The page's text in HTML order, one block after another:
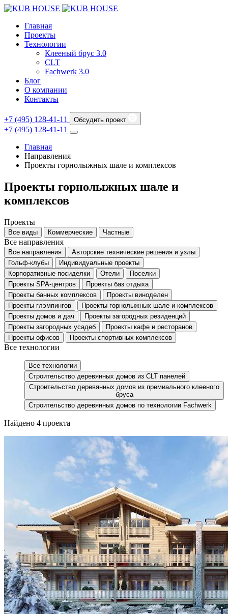
Главная
Проекты
Технологии
Клееный брус 3.0
CLT
Fachwerk 3.0
Блог
О компании
Контакты
+7 (495) 128-41-11 Обсудить проект
+7 (495) 128-41-11
Главная
Направления
Проекты горнолыжных шале и комплексов
Проекты горнолыжных шале и
комплексов
Проекты
Все виды Коммерческие Частные
Все направления
Все направления
Авторские технические решения и узлы
Гольф-клубы
Индивидуальные проекты
Корпоративные посиделки
Отели
Поселки
Проекты SPA-центров
Проекты баз отдыха
Проекты банных комплексов
Проекты виноделен
Проекты глэмпингов
Проекты горнолыжных шале и комплексов
Проекты домов и дач
Проекты загородных резиденций
Проекты загородных усадеб
Проекты кафе и ресторанов
Проекты офисов
Проекты спортивных комплексов
Все технологии
Все технологии
Строительство деревянных домов из CLT панелей
Строительство деревянных домов из премиального клееного
бруса
Строительство деревянных домов по технологии Fachwerk
Найдено 4 проекта